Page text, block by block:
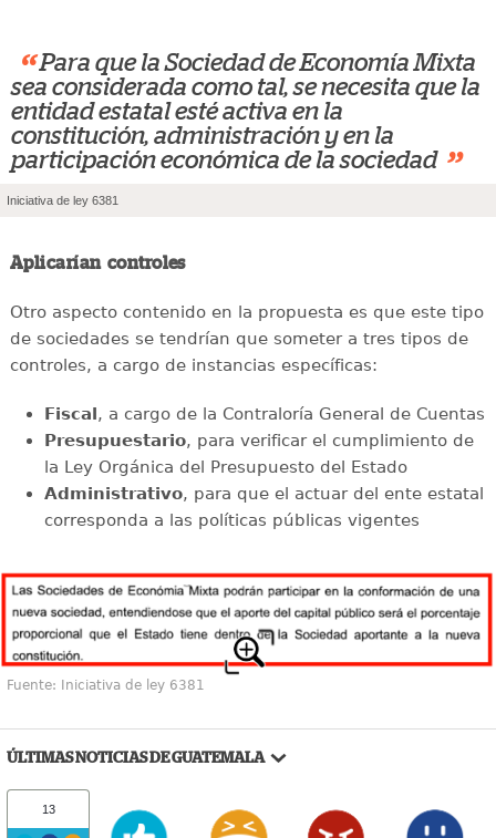
“ Para que la Sociedad de Economía Mixta
sea considerada como tal, se necesita que la
entidad estatal esté activa en la
constitución, administración y en la
participación económica de la sociedad ”
Iniciativa de ley 6381
Aplicarían controles
Otro aspecto contenido en la propuesta es que este tipo
de sociedades se tendrían que someter a tres tipos de
controles, a cargo de instancias específicas:
Fiscal, a cargo de la Contraloría General de Cuentas
Presupuestario, para verificar el cumplimiento de
la Ley Orgánica del Presupuesto del Estado
Administrativo, para que el actuar del ente estatal
corresponda a las políticas públicas vigentes
Fuente: Iniciativa de ley 6381
ÚLTIMAS NOTICIAS DE GUATEMALA
13